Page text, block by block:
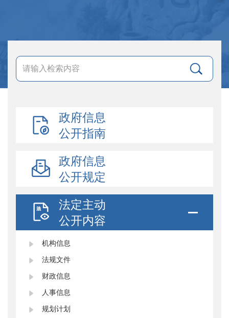
政府信息
公开指南
政府信息
公开规定
法定主动
公开内容
机构信息
法规文件
财政信息
人事信息
规划计划